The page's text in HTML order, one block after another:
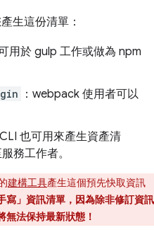
生這份清單：
用於 gulp 工作或做為 npm
：webpack 使用者可以
也可用來產生資產清
務工作者。
建構工具產生這個預先快取資訊
寫」資訊清單，因為除非修訂資訊
無法保持最新狀態！